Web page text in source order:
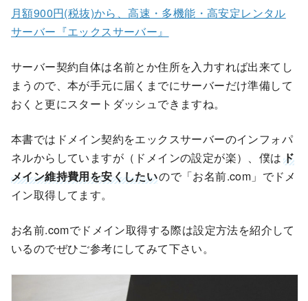
月額900円(税抜)から、高速・多機能・高安定レンタル
サーバー『エックスサーバー』
サーバー契約自体は名前とか住所を入力すれば出来てし
まうので、本が手元に届くまでにサーバーだけ準備して
おくと更にスタートダッシュできますね。
本書ではドメイン契約をエックスサーバーのインフォパ
ネルからしていますが（ドメインの設定が楽）、僕はド
メイン維持費用を安くしたいので「お名前.com」でドメ
イン取得してます。
お名前.comでドメイン取得する際は設定方法を紹介して
いるのでぜひご参考にしてみて下さい。